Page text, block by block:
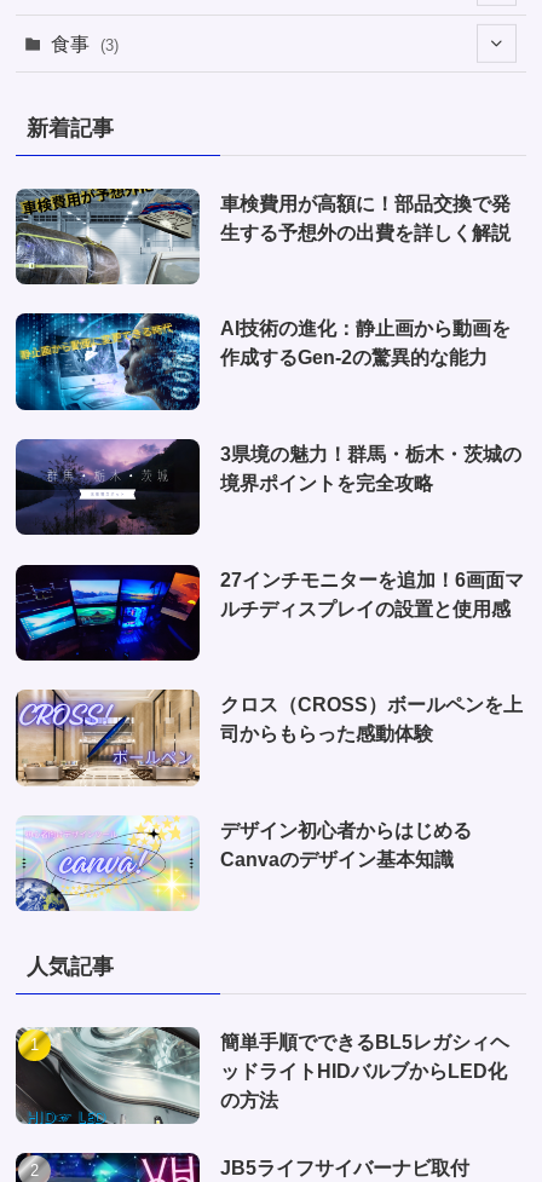
(1)
(6)
(1)
(1)
(2)
(4)
食事 (3)
新着記事
車検費用が高額に！部品交換で発
生する予想外の出費を詳しく解説
AI技術の進化：静止画から動画を
作成するGen-2の驚異的な能力
3県境の魅力！群馬・栃木・茨城の
境界ポイントを完全攻略
27インチモニターを追加！6画面マ
ルチディスプレイの設置と使用感
クロス（CROSS）ボールペンを上
司からもらった感動体験
デザイン初心者からはじめる
Canvaのデザイン基本知識
人気記事
簡単手順でできるBL5レガシィヘ
ッドライトHIDバルブからLED化
の方法
JB5ライフサイバーナビ取付